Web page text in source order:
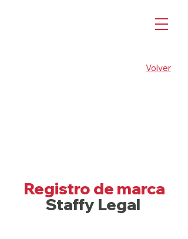
Volver
Registro de marca
Staffy Legal